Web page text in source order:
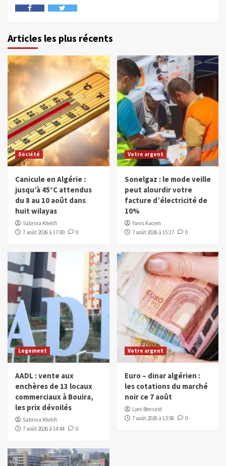
Articles les plus récents
Société
Canicule en Algérie :
jusqu’à 45°C attendus
du 8 au 10 août dans
huit wilayas
Sabrina Khelifi
7 août 2026 à 17:00
0
Votre argent
Sonelgaz : le mode veille
peut alourdir votre
facture d’électricité de
10%
Yanis Kacem
7 août 2026 à 15:17
0
Logement
AADL : vente aux
enchères de 13 locaux
commerciaux à Bouira,
les prix dévoilés
Sabrina Khelifi
7 août 2026 à 14:44
0
Votre argent
Euro – dinar algérien :
les cotations du marché
noir ce 7 août
Lyes Bensaïd
7 août 2026 à 13:58
0